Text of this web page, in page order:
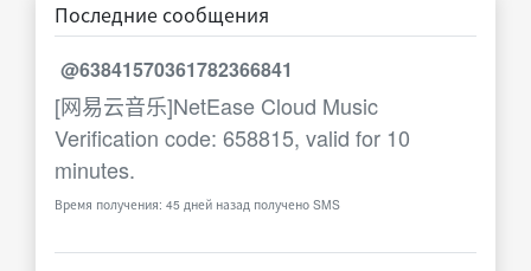
Последние сообщения
@63841570361782366841
[网易云音乐]NetEase Cloud Music
Verification code: 658815, valid for 10
minutes.
Время получения: 45 дней назад получено SMS